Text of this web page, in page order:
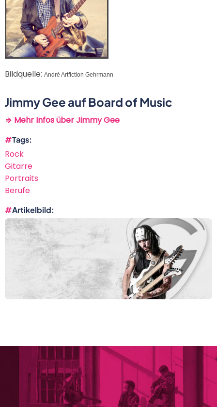
Bildquelle: André Artfiction Gehrmann
Jimmy Gee auf Board of Music
⇒ Mehr Infos über Jimmy Gee
Tags
Rock
Gitarre
Portraits
Berufe
Artikelbild